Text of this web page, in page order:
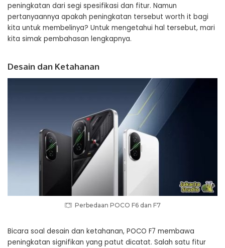
peningkatan dari segi spesifikasi dan fitur. Namun
pertanyaannya apakah peningkatan tersebut worth it bagi
kita untuk membelinya? Untuk mengetahui hal tersebut, mari
kita simak pembahasan lengkapnya.
Desain dan Ketahanan
Perbedaan POCO F6 dan F7
Bicara soal desain dan ketahanan, POCO F7 membawa
peningkatan signifikan yang patut dicatat. Salah satu fitur